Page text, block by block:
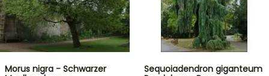
Morus nigra - Schwarzer
Sequoiadendron giganteum